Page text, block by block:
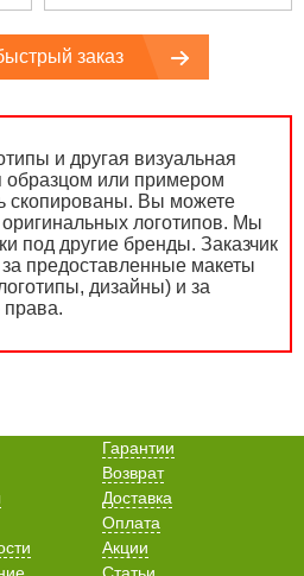
заказ
и другая визуальная
или примером
скопированы. Вы можете
оригинальных логотипов. Мы
под другие бренды. Заказчик
за предоставленные макеты
дизайны) и за
права.
Гарантии
Возврат
Доставка
Оплата
Акции